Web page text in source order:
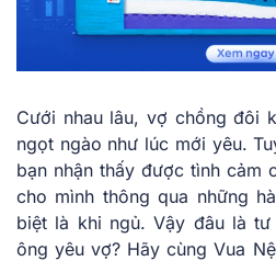
Cưới nhau lâu, vợ chồng đôi
ngọt ngào như lúc mới yêu.
bạn nhận thấy được tình cảm
cho mình thông qua những
biệt là khi ngủ. Vậy đâu làtư
ông yêu vợ? Hãy cùng Vua